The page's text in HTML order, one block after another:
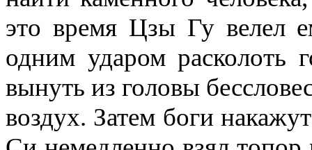
это время Цзы Гу велел
одним ударом расколоть
вынуть из головы
воздух. Затем боги